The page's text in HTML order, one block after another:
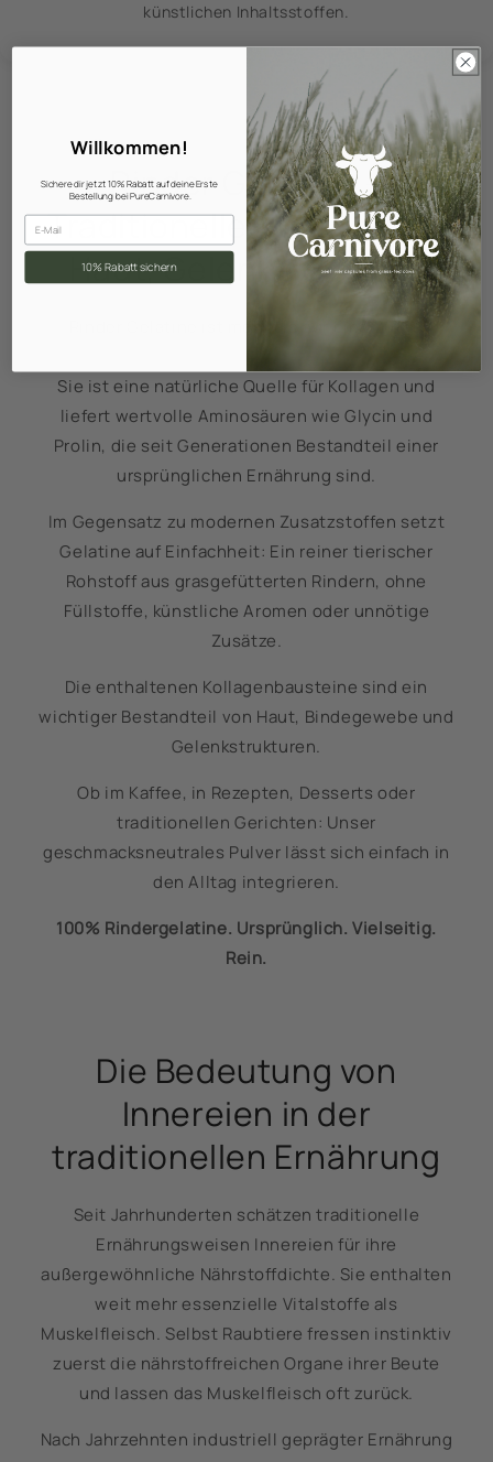
künstlichen Inhaltsstoffen.
Rinder Gelatine –
Traditionelle Nahrung für
Haut, Gelenke & Alltag
Rinder Gelatine ist mehr als nur eine Zutat.
Sie ist eine natürliche Quelle für Kollagen und
liefert wertvolle Aminosäuren wie Glycin und
Prolin, die seit Generationen Bestandteil einer
ursprünglichen Ernährung sind.
Im Gegensatz zu modernen Zusatzstoffen setzt
Gelatine auf Einfachheit: Ein reiner tierischer
Rohstoff aus grasgefütterten Rindern, ohne
Füllstoffe, künstliche Aromen oder unnötige
Zusätze.
Die enthaltenen Kollagenbausteine sind ein
wichtiger Bestandteil von Haut, Bindegewebe und
Gelenkstrukturen.
Ob im Kaffee, in Rezepten, Desserts oder
traditionellen Gerichten: Unser
geschmacksneutrales Pulver lässt sich einfach in
den Alltag integrieren.
100% Rindergelatine. Ursprünglich. Vielseitig.
Rein.
Die Bedeutung von
Innereien in der
traditionellen Ernährung
Seit Jahrhunderten schätzen traditionelle
Ernährungsweisen Innereien für ihre
außergewöhnliche Nährstoffdichte. Sie enthalten
weit mehr essenzielle Vitalstoffe als
Muskelfleisch. Selbst Raubtiere fressen instinktiv
zuerst die nährstoffreichen Organe ihrer Beute
und lassen das Muskelfleisch oft zurück.
Nach Jahrzehnten industriell geprägter Ernährung
Willkommen!
Sichere dir jetzt 10% Rabatt auf deine Erste
Bestellung bei PureCarnivore.
Email
10% Rabatt sichern